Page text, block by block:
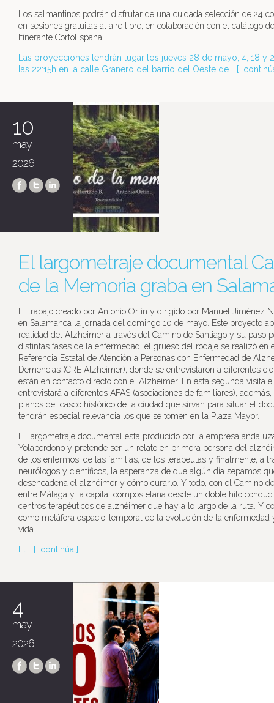
Los salmantinos podrán disfrutar de una cuidada selección de 24
en sesiones gratuitas al aire libre, en colaboración con el catálogo
Itinerante CortoEspaña.
Las proyecciones tendrán lugar los jueves 28 de mayo, 4, 18 y
las 22:15h en la calle Granero del barrio del Oeste de... [
10
may
2026
El largometraje documental
de la Memoria graba en
El trabajo creado por Antonio Ortín y dirigido por Manuel Jiménez
en Salamanca la jornada del domingo 10 de mayo. Este proyecto
realidad del Alzheimer a través del Camino de Santiago y su paso
distintas fases de la enfermedad, el grueso del rodaje se realizó en
Referencia Estatal de Atención a Personas con Enfermedad de
Demencias (CRE Alzheimer), donde se entrevistaron a diferentes
están en contacto directo con el Alzheimer. En esta segunda visita
entrevistará a diferentes AFAS (asociaciones de familiares),
planos del casco histórico de la ciudad que sirvan para situar el
tendrán especial relevancia los que se tomen en la Plaza Mayor.
El largometraje documental está producido por la empresa
Yolaperdono y pretende ser un relato en primera persona del
de los enfermos, de las familias, de los terapeutas y finalmente, a
neurólogos y científicos, la esperanza de que algún día sepamos
desencadena el alzhéimer y cómo curarlo. Y todo, con el Camino
entre Málaga y la capital compostelana desde un doble hilo
centros terapéuticos de alzhéimer que hay a lo largo de la ruta. Y
como metáfora espacio-temporal de la evolución de la enfermedad
vida.
El... [ continúa ]
4
may
2026